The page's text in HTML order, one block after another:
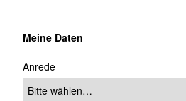
Meine Daten
Anrede